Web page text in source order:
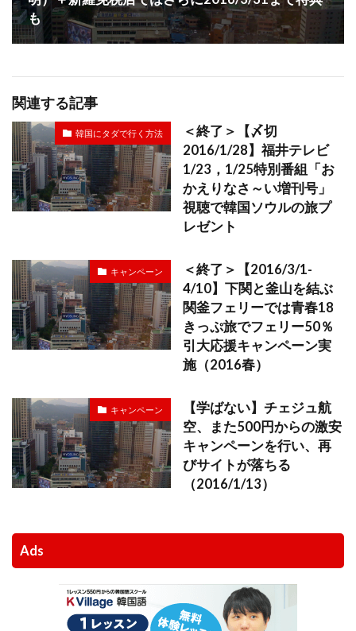
も
関連する記事
韓国にタダで行く方法
＜終了＞【〆切
2016/1/28】福井テレビ
1/23，1/25特別番組「お
かえりなさ～い増刊号」
視聴で韓国ソウルの旅プ
レゼント
キャンペーン
＜終了＞【2016/3/1-
4/10】下関と釜山を結ぶ
関釜フェリーでは青春18
きっぷ旅でフェリー50％
引大応援キャンペーン実
施（2016春）
キャンペーン
【学ばない】チェジュ航
空、また500円からの激安
キャンペーンを行い、再
びサイトが落ちる
（2016/1/13）
Ads